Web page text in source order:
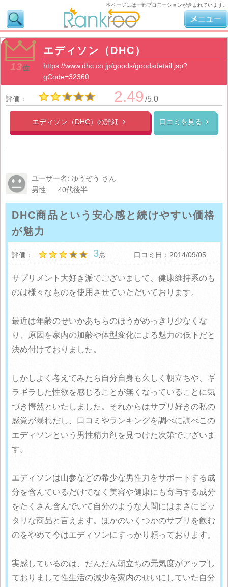
13位
エディソン（DHC）
https://www.dhc.co.jp/goods/goodsdetail.jsp?
gCode=32360
評価： 2.49 /5.0
エディソン（DHC）の詳細  口コミを見る 
ユーザー名: ゆうぞう さん
男性
40代後半
DHC商品という安心感と続けやすい価格
が魅力
評価： 3点 口コミ日：2014/09/05
サプリメント大好き派でございまして、健康維持系のも
のは様々なものを使用させていただいております。
最近は年齢のせいかあちらのほうがめっきり少なくな
り、原因を家内の加齢や体型変化による魅力の低下だと
決め付けておりました。
しかしよく考えてみたら自分自身も久しく朝立ちや、ギ
ラギラした性欲を感じることが無くなっていることに気
づき愕然といたしました。それからはサプリ好きの私の
感覚が暴れだし、口コミやランキングを調べに調べこの
エディソンという男性精力剤を見つけた次第でございま
す。
エディソンは山参などの希少な男性力をサポートする成
分を含んでいるだけでなく美容や健康にも寄与する成分
をたくさん含んでいて自分のような人間にはまさにピッ
タリな商品と言えます。ほかのいくつかのサプリを飲む
のをやめて今はエディソンにすっかり頼っております。
実感しているのは、だんだん朝立ちの元気度がアップし
ておりまして性生活の減少を家内のせいにしていた自分
本ページには一部プロモーションが含まれています。